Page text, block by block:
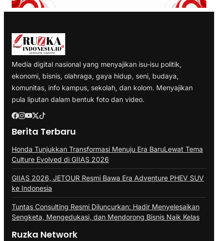
Media digital nasional yang menyajikan isu-isu politik,
ekonomi, bisnis, olahraga, gaya hidup, seni, budaya,
komunitas, info kampus, sekolah, dan kolom. Menyajikan
pula liputan dalam bentuk foto dan video.
Berita Terbaru
Honda Tunjukkan Transformasi Menuju Era BaruLewat Tema
Culture Evolved di GIIAS 2026
GIIAS 2026, JETOUR Resmi Bawa Era Adventure PHEV SUV
ke Indonesia
Tuntas Consulting Resmi Diluncurkan: Hadir Menyelesaikan
Sengketa, Mengedukasi, dan Mendorong Bisnis Naik Kelas
Ruzka Network